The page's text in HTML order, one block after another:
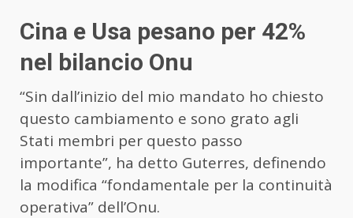
Cina e Usa pesano per 42%
nel bilancio Onu
“Sin dall’inizio del mio mandato ho chiesto
questo cambiamento e sono grato agli
Stati membri per questo passo
importante”, ha detto Guterres, definendo
la modifica “fondamentale per la continuità
operativa” dell’Onu.